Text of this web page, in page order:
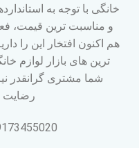
خانگی با توجه به
و مناسبت ترین قیمت،
هم اکنون افتخار این را
ترین های بازار لوازم
شما مشتری گرانقدر
رضایت
- 09183755020